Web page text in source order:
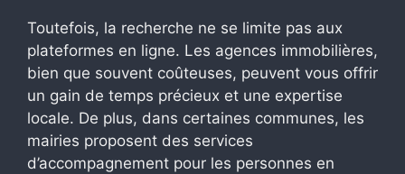
Toutefois, la recherche ne se limite pas aux
plateformes en ligne. Les agences immobilières,
bien que souvent coûteuses, peuvent vous offrir
un gain de temps précieux et une expertise
locale. De plus, dans certaines communes, les
mairies proposent des services
d’accompagnement pour les personnes en